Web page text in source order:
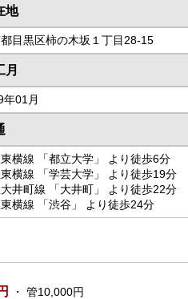
地
目黒区柿の木坂１丁目28-15
月
年01月
横線 「都立大学」 より徒歩6分
横線 「学芸大学」 より徒歩19分
井町線 「大井町」 より徒歩22分
横線 「渋谷」 より徒歩24分
・ 管10,000円